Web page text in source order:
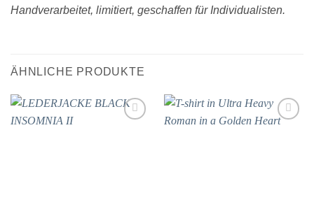
Handverarbeitet, limitiert, geschaffen für Individualisten.
ÄHNLICHE PRODUKTE